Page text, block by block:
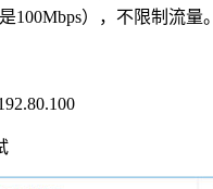
100Mbps），不限制流量。